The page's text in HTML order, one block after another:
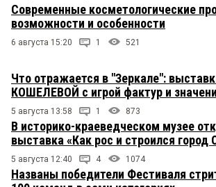
Современные косметологические
возможности и особенности
6 августа 15:20 1 521
Что отражается в "Зеркале":
КОШЕЛЕВОЙ с игрой фактур и
5 августа 13:58 1 873
В историко-краеведческом музее
выставка «Как рос и строился город
5 августа 12:40 4 1074
Названы победители Фестиваля